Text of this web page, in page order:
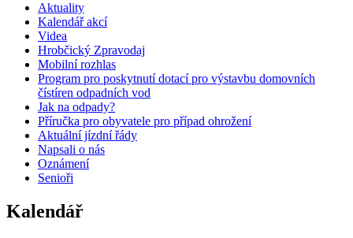
Aktuality
Kalendář akcí
Videa
Hrobčický Zpravodaj
Mobilní rozhlas
Program pro poskytnutí dotací pro výstavbu domovních
čístíren odpadních vod
Jak na odpady?
Příručka pro obyvatele pro případ ohrožení
Aktuální jízdní řády
Napsali o nás
Oznámení
Senioři
Kalendář